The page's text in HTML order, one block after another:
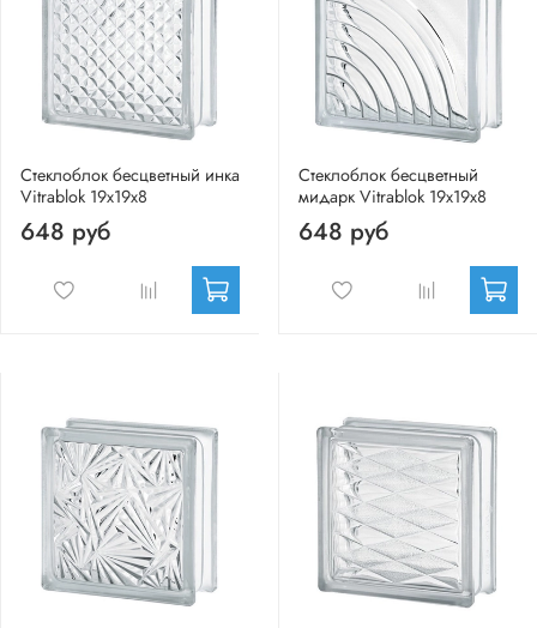
Стеклоблок бесцветный инка
Vitrablok 19х19х8
648 руб
Стеклоблок бесцветный
мидарк Vitrablok 19х19х8
648 руб